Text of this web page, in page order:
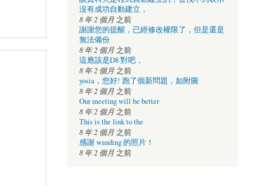
沒有成功自動建立，
8 年 2 個月之前
謝謝您的提醒，已經修改權限了，但是還是
無法備份
8 年 2 個月之前
這應該是D8 對吧，
8 年 2 個月之前
yosia，您好! 跑了個新問題，如附圖
8 年 2 個月之前
Our meeting will be better
8 年 2 個月之前
This is the link to the
8 年 2 個月之前
感謝 wanding 的照片！
8 年 2 個月之前